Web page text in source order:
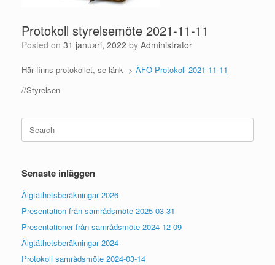
Protokoll styrelsemöte 2021-11-11
Posted on 31 januari, 2022 by Administrator
Här finns protokollet, se länk -> ÄFO Protokoll 2021-11-11
//Styrelsen
Search
for:
Senaste inläggen
Älgtäthetsberäkningar 2026
Presentation från samrådsmöte 2025-03-31
Presentationer från samrådsmöte 2024-12-09
Älgtäthetsberäkningar 2024
Protokoll samrådsmöte 2024-03-14